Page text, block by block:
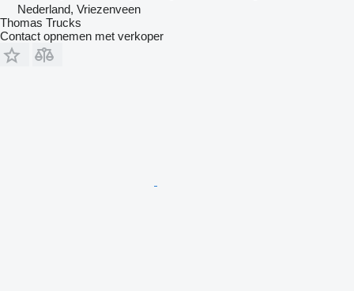
Nederland, Vriezenveen
Thomas Trucks
Contact opnemen met verkoper